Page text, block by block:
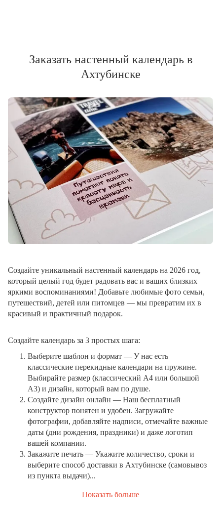
Заказать настенный календарь в
Ахтубинске
Создайте уникальный настенный календарь на 2026 год,
который целый год будет радовать вас и ваших близких
яркими воспоминаниями! Добавьте любимые фото семьи,
путешествий, детей или питомцев — мы превратим их в
красивый и практичный подарок.
Создайте календарь за 3 простых шага:
Выберите шаблон и формат — У нас есть
классические перекидные календари на пружине.
Выбирайте размер (классический A4 или большой
A3) и дизайн, который вам по душе.
Создайте дизайн онлайн — Наш бесплатный
конструктор понятен и удобен. Загружайте
фотографии, добавляйте надписи, отмечайте важные
даты (дни рождения, праздники) и даже логотип
вашей компании.
Закажите печать — Укажите количество, сроки и
выберите способ доставки в Ахтубинске (самовывоз
из пункта выдачи)...
Показать больше